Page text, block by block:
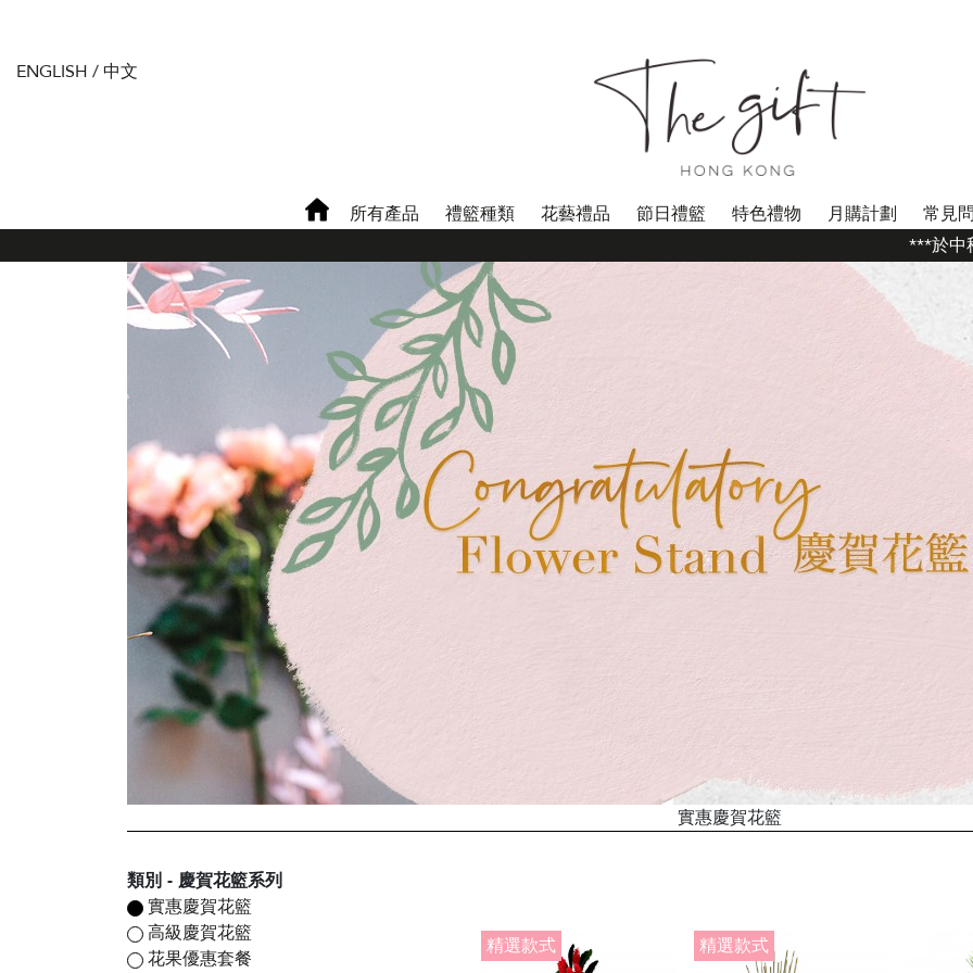
ENGLISH /中文
所有產品 禮籃種類 花藝禮品 節日禮籃 特色禮物 月購計劃
常見
***於中秋節
實惠慶賀花籃
類別 - 慶賀花籃系列
實惠慶賀花籃
高級慶賀花籃
花果優惠套餐
精選款式 精選款式